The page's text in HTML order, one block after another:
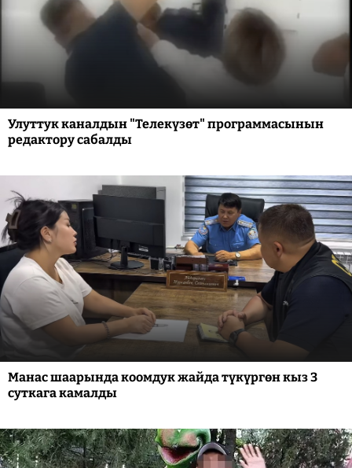
Улуттук каналдын "Телекүзөт" программасынын
редактору сабалды
Манас шаарында коомдук жайда түкүргөн кыз 3
суткага камалды